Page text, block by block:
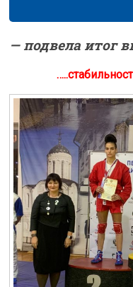
— подвела итог